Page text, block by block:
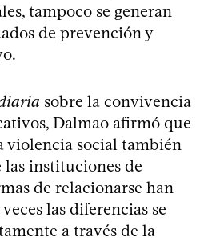
tampoco se generan
de prevención y
sobre la convivencia
Dalmao afirmó que
violencia social también
las instituciones de
de relacionarse han
las diferencias se
a través de la